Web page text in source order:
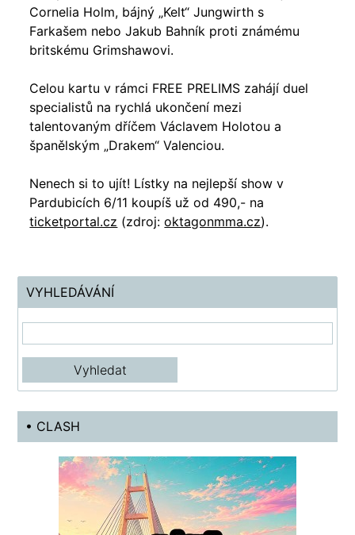
Cornelia Holm, bájný „Kelt“ Jungwirth s
Farkašem nebo Jakub Bahník proti známému
britskému Grimshawovi.
Celou kartu v rámci FREE PRELIMS zahájí duel
specialistů na rychlá ukončení mezi
talentovaným dříčem Václavem Holotou a
španělským „Drakem“ Valenciou.
Nenech si to ujít! Lístky na nejlepší show v
Pardubicích 6/11 koupíš už od 490,- na
ticketportal.cz (zdroj:oktagonmma.cz).
VYHLEDÁVÁNÍ
• CLASH